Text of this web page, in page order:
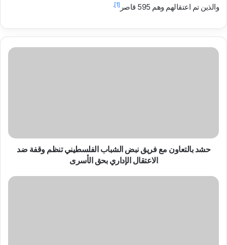
والذين تم اعتقالهم وهم 595 قاصر
[1]
.
حشد
وقفة
ضد
بحق
حشد بالتعاون مع فريق نبض الشباب الفلسطيني تنظم وقفة ضد
الاعتقال الإداري بحق الأسرى
الهيئة